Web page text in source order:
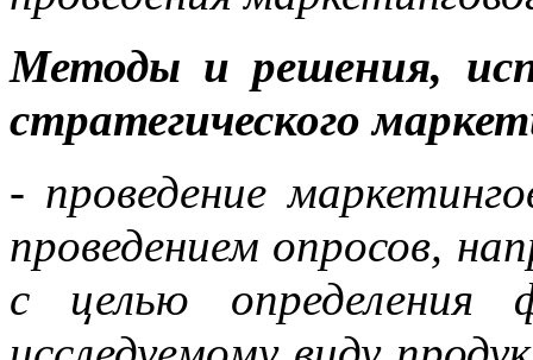
Методы и решения,
стратегического
- проведение
проведением опросов,
с целью определения